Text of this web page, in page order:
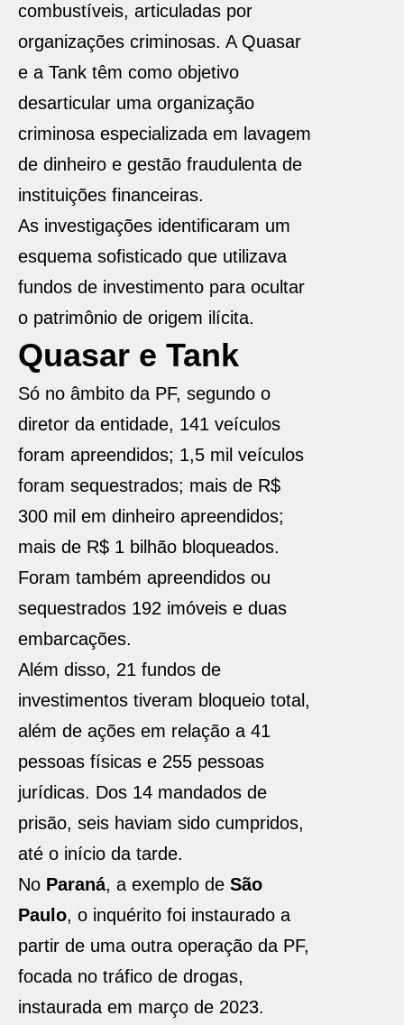
combustíveis, articuladas por
organizações criminosas. A Quasar
e a Tank têm como objetivo
desarticular uma organização
criminosa especializada em lavagem
de dinheiro e gestão fraudulenta de
instituições financeiras.
As investigações identificaram um
esquema sofisticado que utilizava
fundos de investimento para ocultar
o patrimônio de origem ilícita.
Quasar e Tank
Só no âmbito da PF, segundo o
diretor da entidade, 141 veículos
foram apreendidos; 1,5 mil veículos
foram sequestrados; mais de R$
300 mil em dinheiro apreendidos;
mais de R$ 1 bilhão bloqueados.
Foram também apreendidos ou
sequestrados 192 imóveis e duas
embarcações.
Além disso, 21 fundos de
investimentos tiveram bloqueio total,
além de ações em relação a 41
pessoas físicas e 255 pessoas
jurídicas. Dos 14 mandados de
prisão, seis haviam sido cumpridos,
até o início da tarde.
No Paraná, a exemplo de São
Paulo, o inquérito foi instaurado a
partir de uma outra operação da PF,
focada no tráfico de drogas,
instaurada em março de 2023.